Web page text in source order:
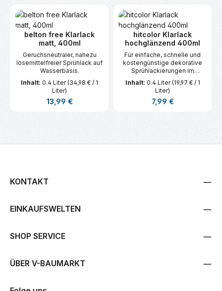
belton free Klarlack
matt, 400ml
Geruchsneutraler, nahezu
lösemittelfreier Sprühlack auf
Wasserbasis.
Inhalt: 0.4 Liter(34,98 € / 1
Liter)
Regulärer Preis:
13,99 €
hitcolor Klarlack
hochglänzend 400ml
Für einfache, schnelle und
kostengünstige dekorative
Sprühlackierungen im
Bereich, Haus, Hobby, Garten
und Werkstatt. Innen und
außen einsetzbar.
Inhalt: 0.4 Liter(19,97 € / 1
Liter)
Regulärer Preis:
7,99 €
KONTAKT
EINKAUFSWELTEN
SHOP SERVICE
ÜBER V-BAUMARKT